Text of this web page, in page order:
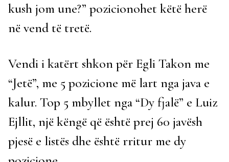
kush jom une?” pozicionohet këtë herë
në vend të tretë.
Vendi i katërt shkon për Egli Takon me
“Jetë”, me 5 pozicione më lart nga java e
kalur. Top 5 mbyllet nga “Dy fjalë” e Luiz
Ejllit, një këngë që është prej 60 javësh
pjesë e listës dhe është rritur me dy